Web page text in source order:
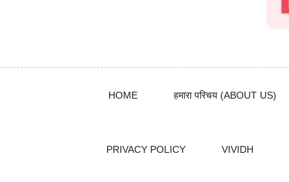
HOME हमारा परिचय (ABOUT US)
PRIVACY POLICY VIVIDH